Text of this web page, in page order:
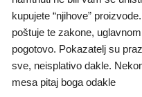
kupujete “njihove”
poštuje te zakone,
pogotovo. Pokazatelj su
sve, neisplativo dakle.
mesa pitaj boga odakle